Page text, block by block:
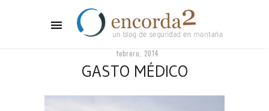
febrero, 2014
GASTO MÉDICO